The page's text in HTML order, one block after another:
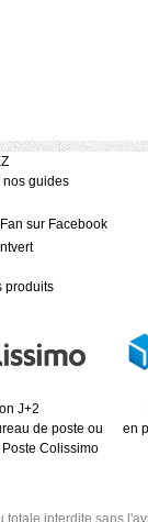
nos guides
sur Facebook
produits
J+2
de poste ou
Colissimo
en